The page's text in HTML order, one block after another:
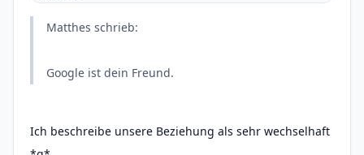
Matthes schrieb:
Google ist dein Freund.
Ich beschreibe unsere Beziehung als sehr wechselhaft